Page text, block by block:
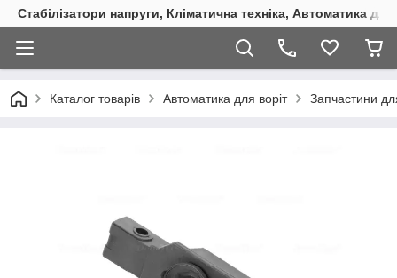
Стабілізатори напруги, Кліматична техніка, Автоматика
Каталог товарів Автоматика для воріт Запчастини